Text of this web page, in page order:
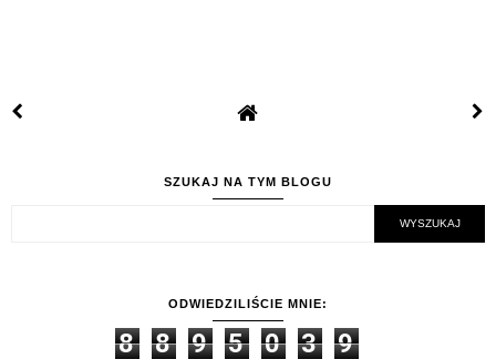
SZUKAJ NA TYM BLOGU
ODWIEDZILIŚCIE MNIE:
8 8 9 5 0 3 9